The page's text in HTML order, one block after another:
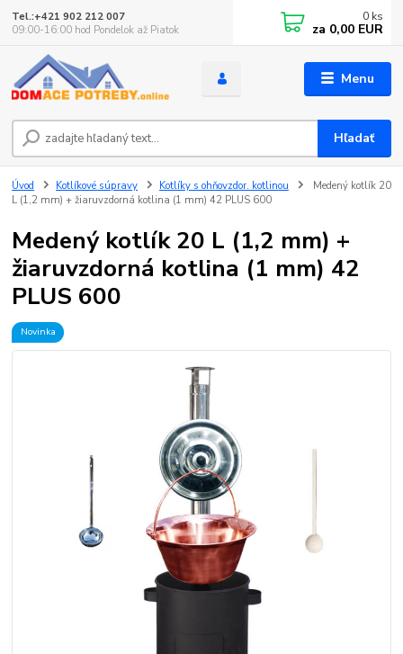
Menu
Hľadať
Tel.:+421 902 212 007
09:00-16:00 hod Pondelok až Piatok
0 ks
za 0,00 EUR
Úvod Kotlíkové súpravy Kotlíky s ohňovzdor. kotlinou
Medený kotlík 20
L (1,2 mm) + žiaruvzdorná kotlina (1 mm) 42 PLUS 600
Medený kotlík 20 L (1,2 mm) +
žiaruvzdorná kotlina (1 mm) 42
PLUS 600
Novinka